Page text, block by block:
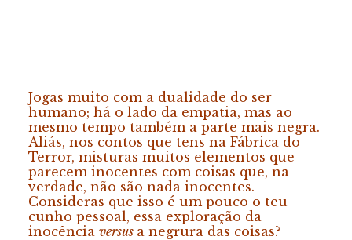
Jogas muito com a dualidade do ser
humano; há o lado da empatia, mas ao
mesmo tempo também a parte mais negra.
Aliás, nos contos que tens na Fábrica do
Terror, misturas muitos elementos que
parecem inocentes com coisas que, na
verdade, não são nada inocentes.
Consideras que isso é um pouco o teu
cunho pessoal, essa exploração da
inocência versus a negrura das coisas?